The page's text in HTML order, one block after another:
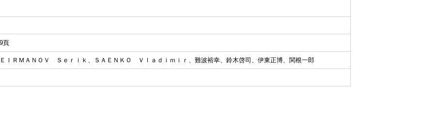
頁
Ｉ​Ｒ​Ｍ​Ａ​Ｎ​Ｏ​Ｖ​ ​Ｓ​ｅ​ｒ​ｉ​ｋ、Ｓ​Ａ​Ｅ​Ｎ​Ｋ​Ｏ​ ​Ｖ​ｌ​ａ​ｄ​ｉ​ｍ​ｉ​ｒ、難​波​裕​幸、鈴​木​啓​司、伊​東​正​博、関​根​一​郎